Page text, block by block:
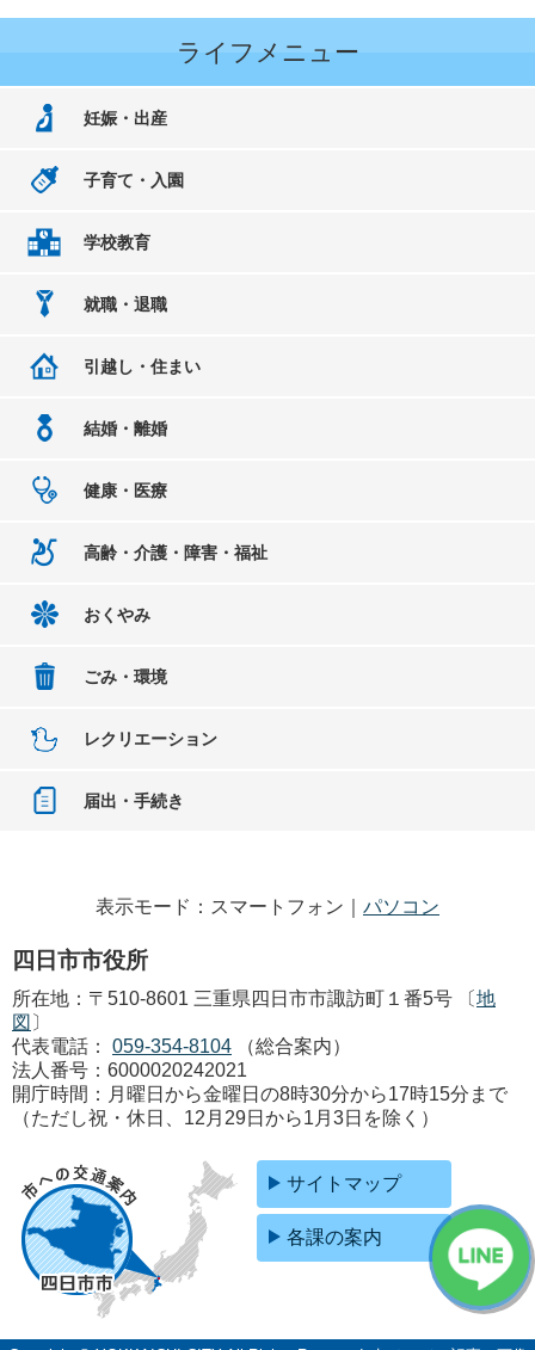
ライフメニュー
妊娠・出産
子育て・入園
学校教育
就職・退職
引越し・住まい
結婚・離婚
健康・医療
高齢・介護・障害・福祉
おくやみ
ごみ・環境
レクリエーション
届出・手続き
表示モード：スマートフォン｜ パソコン
四日市市役所
所在地：〒510-8601 三重県四日市市諏訪町１番5号 〔地
図 〕
代表電話：
059-354-8104
（総合案内）
法人番号：6000020242021
開庁時間：月曜日から金曜日の8時30分から17時15分まで
（ただし祝・休日、12月29日から1月3日を除く）
サイトマップ
各課の案内